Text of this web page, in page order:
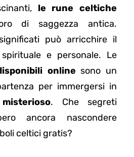
le rune celtiche
di saggezza antica.
può arricchire il
e personale. Le
online sono un
per immergersi in
. Che segreti
ancora nascondere
celtici gratis?